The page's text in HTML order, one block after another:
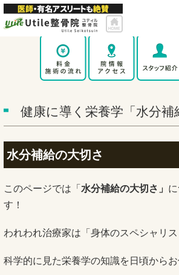
健康に導く栄養学「水分補
水分補給の大切さ
このページでは「 水分補給の大切さ」
す！
われわれ治療家は「身体のスペシャリス
科学的に見た栄養学の知識を日頃からお